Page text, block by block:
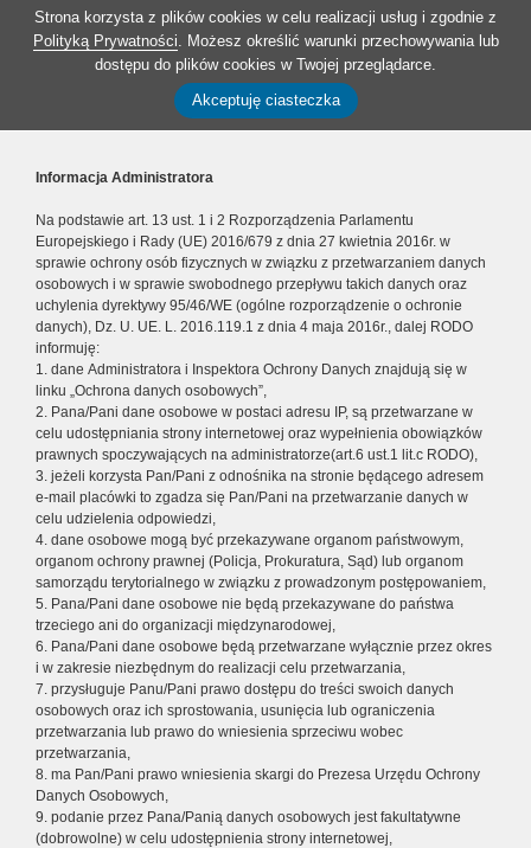
Strona korzysta z plików cookies w celu realizacji usług i zgodnie z
Polityką Prywatności. Możesz określić warunki przechowywania lub
dostępu do plików cookies w Twojej przeglądarce.
Akceptuję ciasteczka
Informacja Administratora
Na podstawie art. 13 ust. 1 i 2 Rozporządzenia Parlamentu
Europejskiego i Rady (UE) 2016/679 z dnia 27 kwietnia 2016r. w
sprawie ochrony osób fizycznych w związku z przetwarzaniem danych
osobowych i w sprawie swobodnego przepływu takich danych oraz
uchylenia dyrektywy 95/46/WE (ogólne rozporządzenie o ochronie
danych), Dz. U. UE. L. 2016.119.1 z dnia 4 maja 2016r., dalej RODO
informuję:
1. dane Administratora i Inspektora Ochrony Danych znajdują się w
linku „Ochrona danych osobowych”,
2. Pana/Pani dane osobowe w postaci adresu IP, są przetwarzane w
celu udostępniania strony internetowej oraz wypełnienia obowiązków
prawnych spoczywających na administratorze(art.6 ust.1 lit.c RODO),
3. jeżeli korzysta Pan/Pani z odnośnika na stronie będącego adresem
e-mail placówki to zgadza się Pan/Pani na przetwarzanie danych w
celu udzielenia odpowiedzi,
4. dane osobowe mogą być przekazywane organom państwowym,
organom ochrony prawnej (Policja, Prokuratura, Sąd) lub organom
samorządu terytorialnego w związku z prowadzonym postępowaniem,
5. Pana/Pani dane osobowe nie będą przekazywane do państwa
trzeciego ani do organizacji międzynarodowej,
6. Pana/Pani dane osobowe będą przetwarzane wyłącznie przez okres
i w zakresie niezbędnym do realizacji celu przetwarzania,
7. przysługuje Panu/Pani prawo dostępu do treści swoich danych
osobowych oraz ich sprostowania, usunięcia lub ograniczenia
przetwarzania lub prawo do wniesienia sprzeciwu wobec
przetwarzania,
8. ma Pan/Pani prawo wniesienia skargi do Prezesa Urzędu Ochrony
Danych Osobowych,
9. podanie przez Pana/Panią danych osobowych jest fakultatywne
(dobrowolne) w celu udostępnienia strony internetowej,